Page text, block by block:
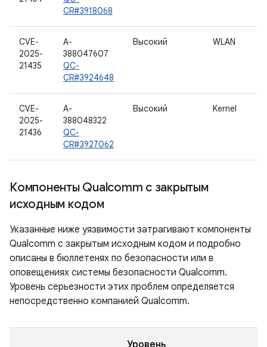
CR#3918068
CVE-
2025-
21435
A-
388047607
QC-
CR#3924648
Высокий WLAN
CVE-
2025-
21436
A-
388048322
QC-
CR#3927062
Высокий Kernel
Компоненты Qualcomm с закрытым
исходным кодом
Указанные ниже уязвимости затрагивают компоненты
Qualcomm с закрытым исходным кодом и подробно
описаны в бюллетенях по безопасности или в
оповещениях системы безопасности Qualcomm.
Уровень серьезности этих проблем определяется
непосредственно компанией Qualcomm.
Уровень